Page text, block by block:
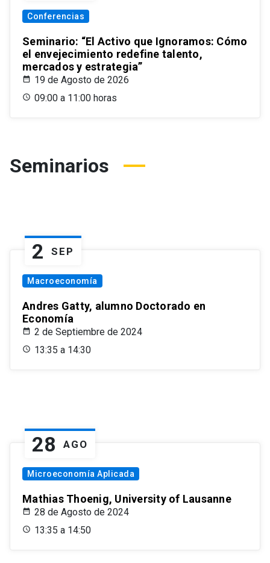
Conferencias
Seminario: “El Activo que Ignoramos: Cómo
el envejecimiento redefine talento,
mercados y estrategia”
19 de Agosto de 2026
09:00 a 11:00 horas
Seminarios
2 SEP
Macroeconomía
Andres Gatty, alumno Doctorado en
Economía
2 de Septiembre de 2024
13:35 a 14:30
28 AGO
Microeconomía Aplicada
Mathias Thoenig, University of Lausanne
28 de Agosto de 2024
13:35 a 14:50